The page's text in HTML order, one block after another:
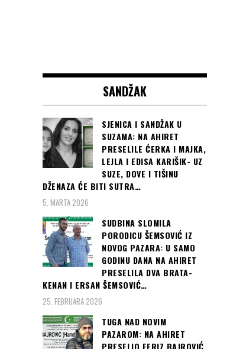
SANDŽAK
SJENICA I SANDŽAK U
SUZAMA: NA AHIRET
PRESELILE ĆERKA I MAJKA,
LEJLA I EDISA KARIŠIK- UZ
SUZE, DOVE I TIŠINU
DŽENAZA ĆE BITI SUTRA…
5. MARTA 2026
SUDBINA SLOMILA
PORODICU ŠEMSOVIĆ IZ
NOVOG PAZARA: U SAMO
GODINU DANA NA AHIRET
PRESELILA DVA BRATA-
KENAN I ERSAN ŠEMSOVIĆ…
25. FEBRUARA 2026
TUGA NAD NOVIM
PAZAROM: NA AHIRET